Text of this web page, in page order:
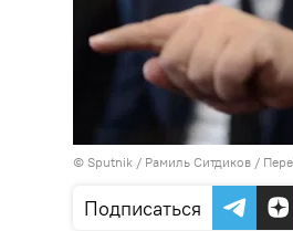
© Sputnik / Рамиль Ситдиков /
Подписаться